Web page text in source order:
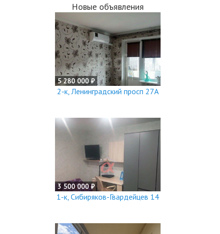
Новые объявления
5 280 000 ₽
2-к, Ленинградский просп 27А
3 500 000 ₽
1-к, Сибиряков-Гвардейцев 14